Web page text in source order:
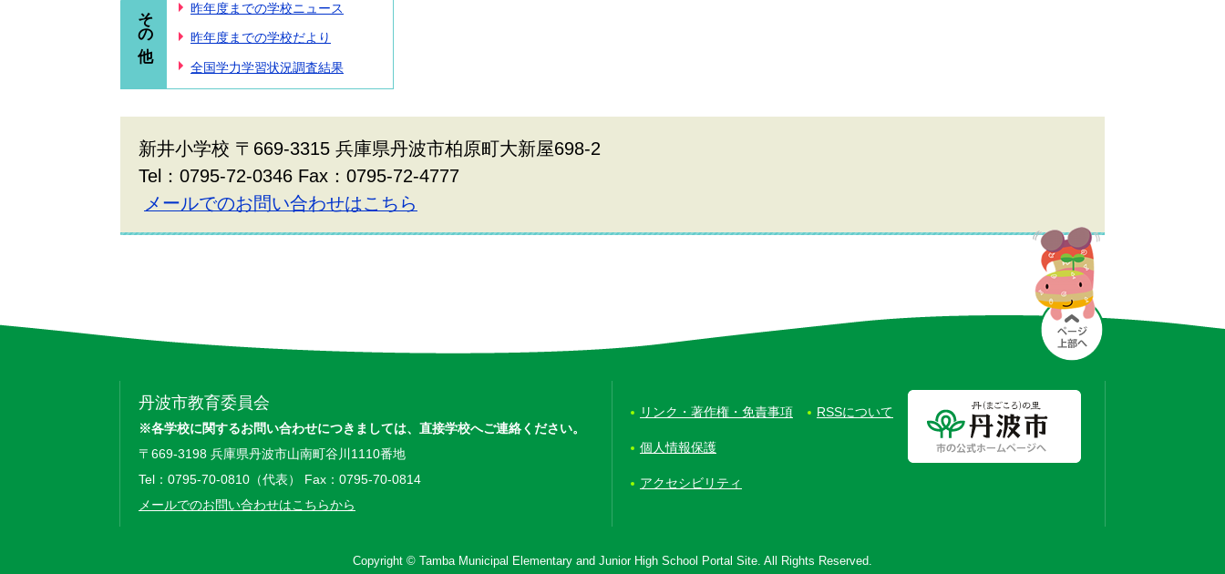
その他 昨年度までの学校ニュース
昨年度までの学校だより
全国学力学習状況調査結果
新井小学校 〒669-3315 兵庫県丹波市柏原町大新屋698-2
Tel：0795-72-0346 Fax：0795-72-4777
メールでのお問い合わせはこちら
丹波市教育委員会
※各学校に関するお問い合わせにつきましては、 直接学校へご連絡ください。
〒669-3198 兵庫県丹波市山南町谷川1110番地
Tel：0795-70-0810（代表） Fax：0795-70-0814
メールでのお問い合わせはこちらから
リンク・著作権・免責事項 RSSについて
個人情報保護
アクセシビリティ
Copyright © Tamba Municipal Elementary and Junior High School Portal Site. All Rights Reserved.